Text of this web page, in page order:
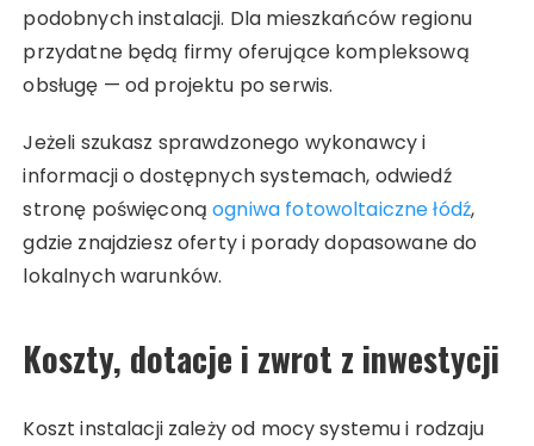
podobnych instalacji. Dla mieszkańców regionu
przydatne będą firmy oferujące kompleksową
obsługę — od projektu po serwis.
Jeżeli szukasz sprawdzonego wykonawcy i
informacji o dostępnych systemach, odwiedź
stronę poświęconąogniwa fotowoltaiczne łódź,
gdzie znajdziesz oferty i porady dopasowane do
lokalnych warunków.
Koszty, dotacje i zwrot z inwestycji
Koszt instalacji zależy od mocy systemu i rodzaju